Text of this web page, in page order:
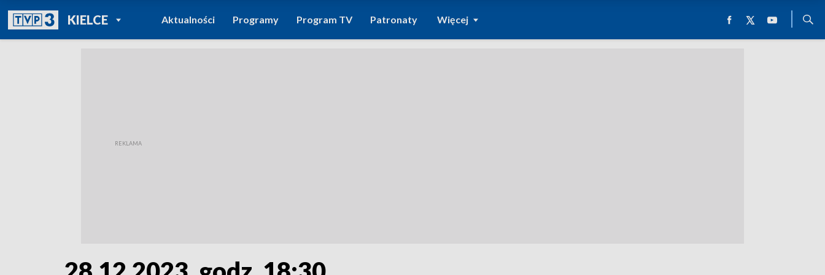
KIELCEPOWRÓT DO
TVP REGIONY
Aktualności Programy Program TV Patronaty Więcej